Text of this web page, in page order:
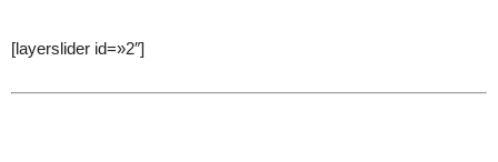
[layerslider id=»2″]